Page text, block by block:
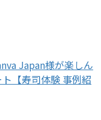
Japan様が楽しん
【寿司体験 事例紹